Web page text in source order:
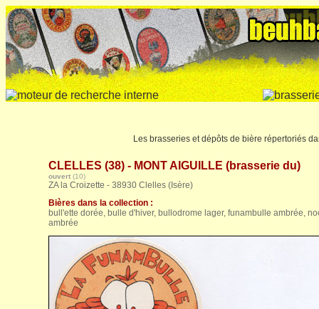
Les brasseries et dépôts de bière répertoriés
CLELLES (38) - MONT AIGUILLE (brasserie du)
ouvert (10)
ZA la Croizette - 38930 Clelles (Isère)
Bières dans la collection :
bull'ette dorée, bulle d'hiver, bullodrome lager, funambulle ambrée,
ambrée